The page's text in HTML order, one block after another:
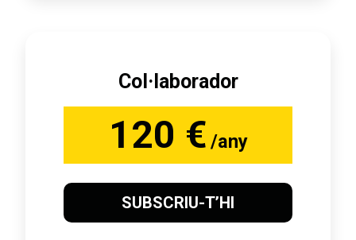
Col·laborador
120 € /any
SUBSCRIU-T’HI